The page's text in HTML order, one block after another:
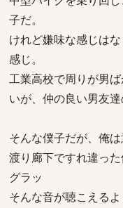
子だ。
けれど嫌味な感じは
感じ。
工業高校で周りが男
いが、仲の良い男友
そんな僕子だが、俺
渡り廊下ですれ違っ
グラッ
そんな音が聴こえる